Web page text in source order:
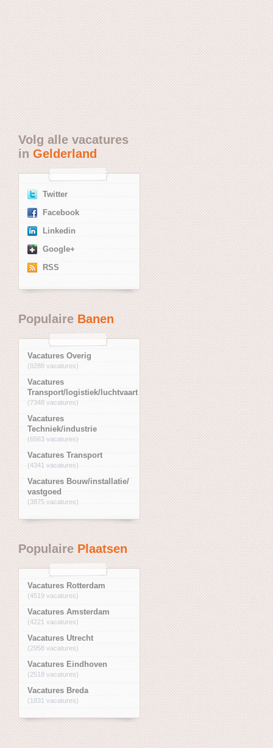
Volg alle vacatures
inGelderland
Twitter
Facebook
Linkedin
Google+
RSS
PopulaireBanen
Vacatures Overig
(9288 vacatures)
Vacatures
Transport/logistiek/luchtvaart
(7348 vacatures)
Vacatures
Techniek/industrie
(6563 vacatures)
Vacatures Transport
(4341 vacatures)
Vacatures Bouw/installatie/
vastgoed
(3875 vacatures)
PopulairePlaatsen
Vacatures Rotterdam
(4519 vacatures)
Vacatures Amsterdam
(4221 vacatures)
Vacatures Utrecht
(2958 vacatures)
Vacatures Eindhoven
(2518 vacatures)
Vacatures Breda
(1831 vacatures)